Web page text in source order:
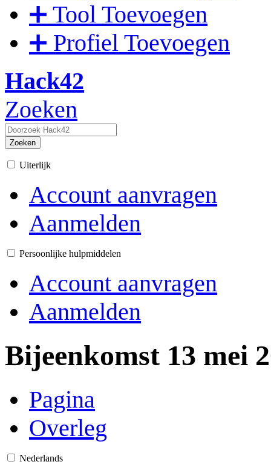
➕ Tool Toevoegen
➕ Profiel Toevoegen
Hack42
Zoeken
Zoeken
Uiterlijk
Account aanvragen
Aanmelden
Persoonlijke hulpmiddelen
Account aanvragen
Aanmelden
Bijeenkomst 13 mei
Pagina
Overleg
Nederlands